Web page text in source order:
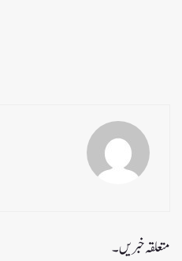
متعلقہ خبریں۔